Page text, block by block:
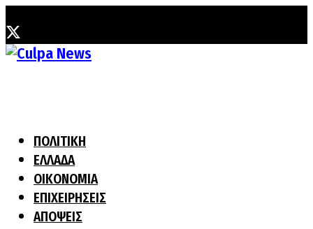
ΠΟΛΙΤΙΚΗ
ΕΛΛΑΔΑ
ΟΙΚΟΝΟΜΙΑ
ΕΠΙΧΕΙΡΗΣΕΙΣ
ΑΠΟΨΕΙΣ